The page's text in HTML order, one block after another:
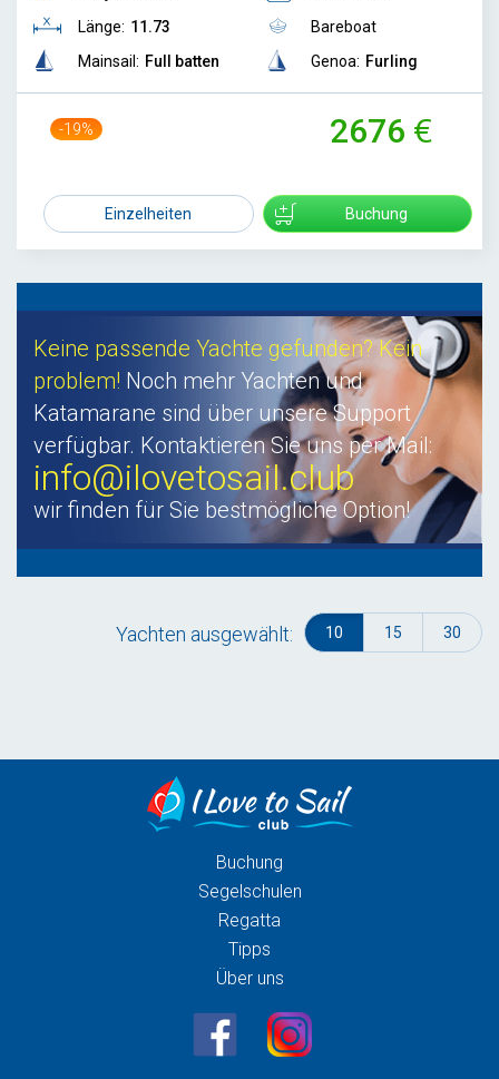
Länge: 11.73
Mainsail: Full batten
Bareboat
Genoa: Furling
-19% 2676
Einzelheiten Buchung
Keine passende Yachte gefunden? Kein
problem! Noch mehr Yachten und
Katamarane sind über unsere Support
verfügbar. Kontaktieren Sie uns per Mail:
info@ilovetosail.club
wir finden für Sie bestmögliche Option!
Yachten ausgewählt: 10 15 30
Buchung
Segelschulen
Regatta
Tipps
Über uns